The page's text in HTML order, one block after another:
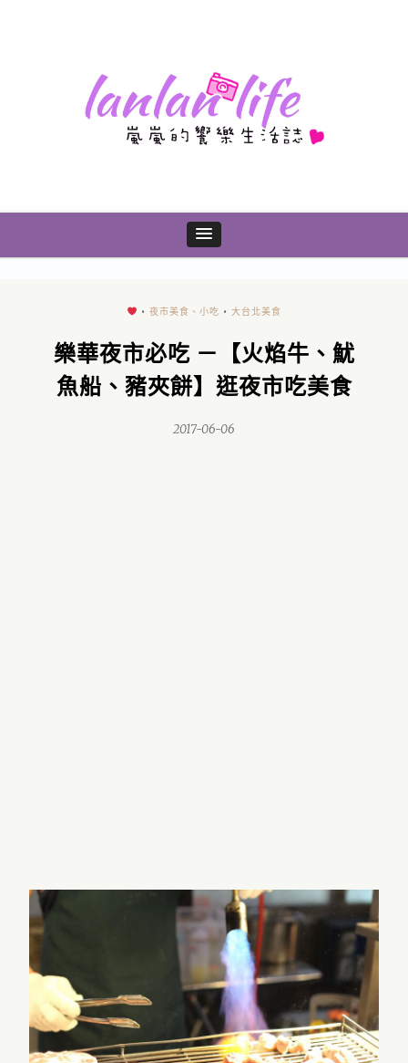
• 夜市美食、小吃 • 大台北美食
樂華夜市必吃 －【火焰牛、魷
魚船、豬夾餅】逛夜市吃美食
2017-06-06